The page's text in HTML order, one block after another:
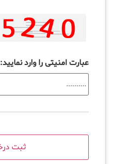
عبارت امنیتی را وارد نمایید: